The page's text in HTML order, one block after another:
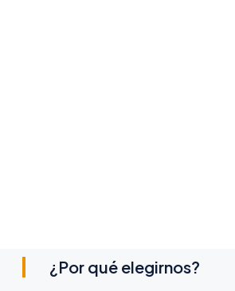
¿Por qué elegirnos?